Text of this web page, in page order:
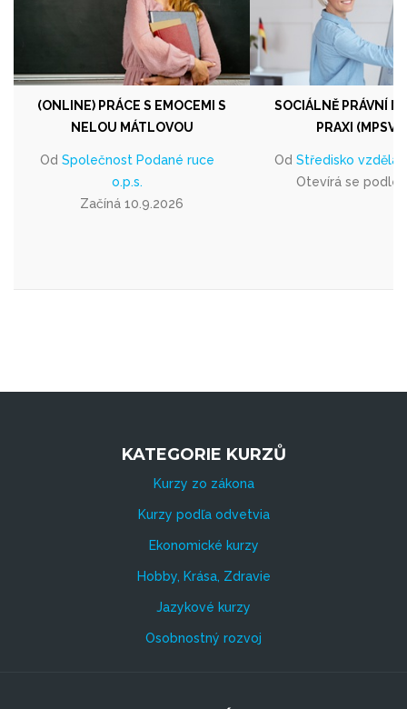
(ONLINE) PRÁCE S EMOCEMI S
NELOU MÁTLOVOU
Od Společnost Podané ruce
o.p.s.
Začíná 10.9.2026
SOCIÁLNĚ PRÁVNÍ
PRAXI (MPSV
Od Středisko
Otevírá se podle
KATEGORIE KURZŮ
Kurzy zo zákona
Kurzy podľa odvetvia
Ekonomické kurzy
Hobby, Krása, Zdravie
Jazykové kurzy
Osobnostný rozvoj